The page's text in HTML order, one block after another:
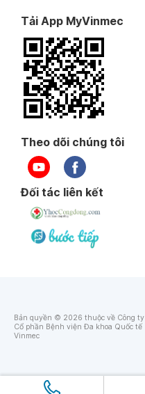
Tải App MyVinmec
Theo dõi chúng tôi
Đối tác liên kết
Bản quyền © 2026 thuộc về Công ty
Cổ phần Bệnh viện Đa khoa Quốc tế
Vinmec